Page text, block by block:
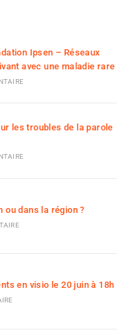
Ipsen – Réseaux
avec une maladie rare
les troubles de la parole
ou dans la région ?
en visio le 20 juin à 18h